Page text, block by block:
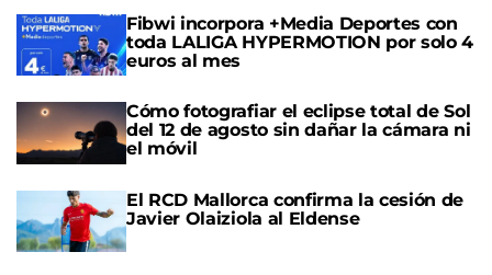
Fibwi incorpora +Media Deportes con
toda LALIGA HYPERMOTION por solo 4
euros al mes
Cómo fotografiar el eclipse total de Sol
del 12 de agosto sin dañar la cámara ni
el móvil
El RCD Mallorca confirma la cesión de
Javier Olaiziola al Eldense